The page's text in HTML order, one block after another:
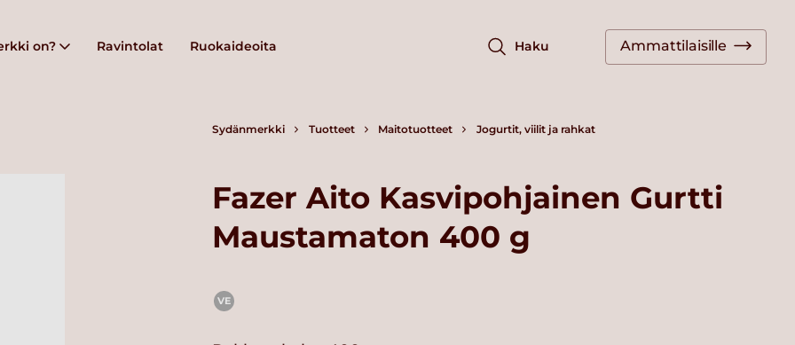
on? Ravintolat Ruokaideoita Haku Ammattilaisille
Sydänmerkki Tuotteet Maitotuotteet Jogurtit, viilit ja rahkat
Fazer Aito Kasvipohjainen Gurtti
Maustamaton 400 g
VE